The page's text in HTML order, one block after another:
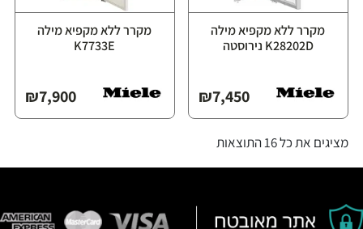
מקרר ללא מקפיא מילה
K28202D נירוסטה
₪7,450
מקרר ללא מקפיא מילה
K7733E
₪7,900
מציגים את כל ⁦16⁩ התוצאות